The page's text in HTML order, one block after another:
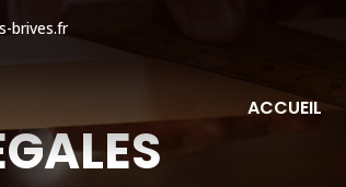
brives.fr
ACCUEIL